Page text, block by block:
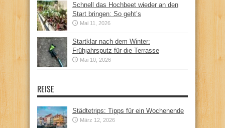
Schnell das Hochbeet wieder an den
Start bringen: So geht’s
Mai 11, 2026
Startklar nach dem Winter:
Frühjahrsputz für die Terrasse
Mai 10, 2026
REISE
Städtetrips: Tipps für ein Wochenende
März 12, 2026